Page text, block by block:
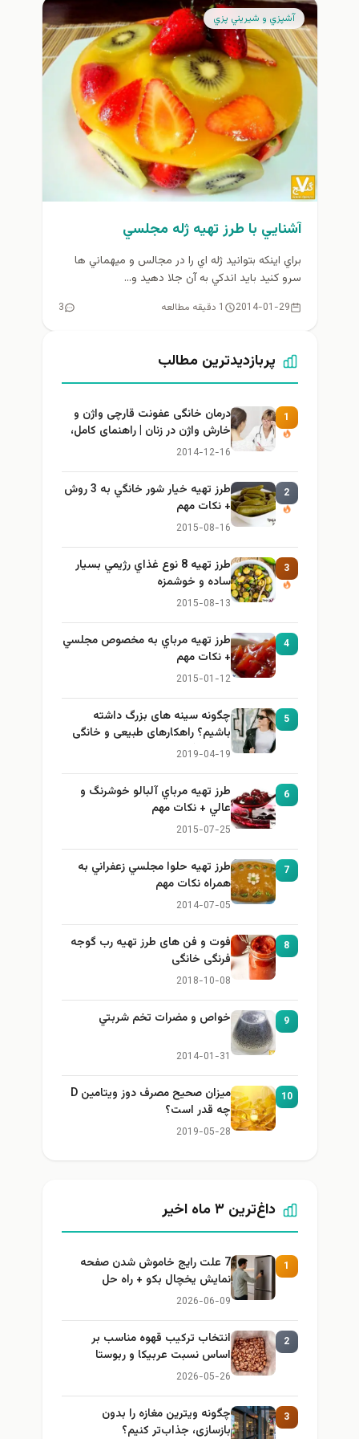
آشپزي و شيريني پزي
آشنايي با طرز تهيه ژله مجلسي
براي اينكه بتوانيد ژله اي را در مجالس و ميهماني ها
سرو كنيد بايد اندكي به آن جلا دهيد و...
2014-01-29 1 دقیقه مطالعه 3
پربازدیدترین مطالب
1
درمان خانگی عفونت قارچی واژن و
خارش واژن در زنان | راهنمای کامل،
ایمن و کاربردی
2014-12-16
2
طرز تهيه خیار شور خانگي به 3 روش
+ نكات مهم
2015-08-16
3
طرز تهيه 8 نوع غذاي رژيمي بسيار
ساده و خوشمزه
2015-08-13
4
طرز تهيه مرباي به مخصوص مجلسي
+ نكات مهم
2015-01-12
5
چگونه سینه های بزرگ داشته
باشیم؟ راهکارهای طبیعی و خانگی
برای بزرگ کردن سینه
2019-04-19
6
طرز تهيه مرباي آلبالو خوشرنگ و
عالي + نكات مهم
2015-07-25
7
طرز تهيه حلوا مجلسي زعفراني به
همراه نكات مهم
2014-07-05
8
فوت و فن های طرز تهیه رب گوجه
فرنگی خانگی
2018-10-08
9 خواص و مضرات تخم شربتي
2014-01-31
10
میزان صحیح مصرف دوز ویتامین D
چه قدر است؟
2019-05-28
داغ‌ترین ۳ ماه اخیر
1
7 علت رایج خاموش شدن صفحه
نمایش یخچال بکو + راه حل
2026-06-09
2
انتخاب ترکیب قهوه مناسب بر
اساس نسبت عربیکا و ربوستا
2026-05-26
3
چگونه ویترین مغازه را بدون
بازسازی، جذاب‌تر کنیم؟